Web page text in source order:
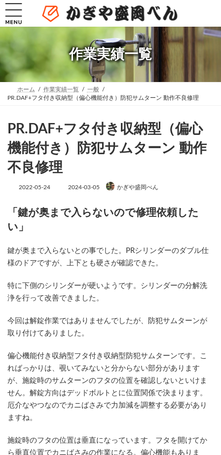
コ
テ
へ
ッ
プ
ナ
ゲ
ョ
移
動
作業実績一覧
ホーム 作業実績一覧
一般
PR.DAF+フタ付き収納型（偏心機能付き）防犯サムターン 動作不良修理
PR.DAF+フタ付き収納型（偏心
機能付き）防犯サムターン 動作
不良修理
2022-05-24
最
新
日
2024-03-05 かぎや盛岡べん
「鍵が奥まで入らないので修理依頼した
い」
鍵が奥まで入らないとの事でした。PRシリンダーのダブル仕
様のドアですが、上下とも硬さが確認できた。
特に下側のシリンダーが硬いようです。シリンダーの分解洗
浄を行って改善できました。
今回は解錠作業ではありませんでしたが、防犯サムターンが
取り付けてありました。
偏心機能付き収納型フタ付き収納型防犯サムターンです。こ
ればっかりは、覗いてみないと分からない部分があります
が、施錠時のサムターンのフタの位置を確認しないといけま
せん。解錠方向はデッドボルトとに位置関係で決まります。
厄介なやつなのでカニばさみで力加減を調整する必要があり
ますね。
施錠時のフタの位置は垂直になっています。フタを開けてか
ら垂直位置でカニばさみの作業になる。偏心機能もありま